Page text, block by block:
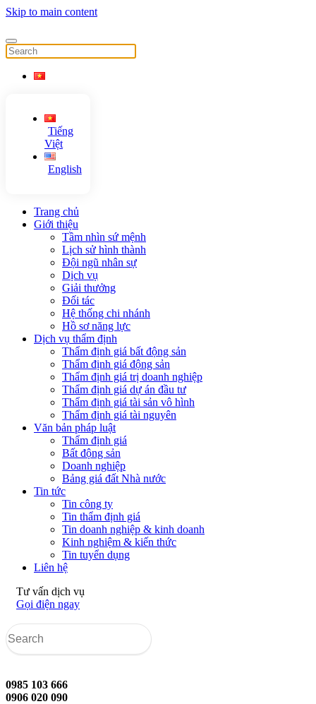
Skip to main content
Tiếng
Việt
English
Trang chủ
Giới thiệu
Tầm nhìn sứ mệnh
Lịch sử hình thành
Đội ngũ nhân sự
Dịch vụ
Giải thưởng
Đối tác
Hệ thống chi nhánh
Hồ sơ năng lực
Dịch vụ thẩm định
Thẩm định giá bất động sản
Thẩm định giá động sản
Thẩm định giá trị doanh nghiệp
Thẩm định giá dự án đầu tư
Thẩm định giá tài sản vô hình
Thẩm định giá tài nguyên
Văn bản pháp luật
Thẩm định giá
Bất động sản
Doanh nghiệp
Bảng giá đất Nhà nước
Tin tức
Tin công ty
Tin thẩm định giá
Tin doanh nghiệp & kinh doanh
Kinh nghiệm & kiến thức
Tin tuyển dụng
Liên hệ
Tư vấn dịch vụ
Gọi điện ngay
0985 103 666
0906 020 090